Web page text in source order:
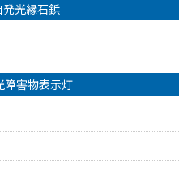
光縁石鋲
障害物表示灯